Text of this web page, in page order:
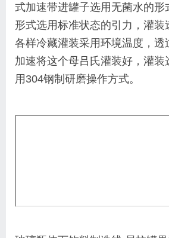
式加速带进罐子选用无菌水的形
形式选用标准状态的引力，灌装
各样冷藏灌装采用环境温度，透
加速将这个母吕氏灌装好，灌装
用304钢制研磨操作方式。